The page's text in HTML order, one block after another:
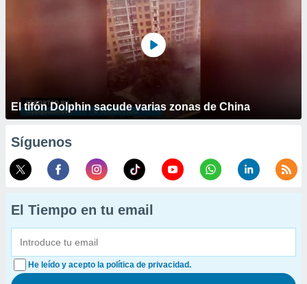
El tifón Dolphin sacude varias zonas de China
Síguenos
El Tiempo en tu email
He leído y acepto la política de privacidad.